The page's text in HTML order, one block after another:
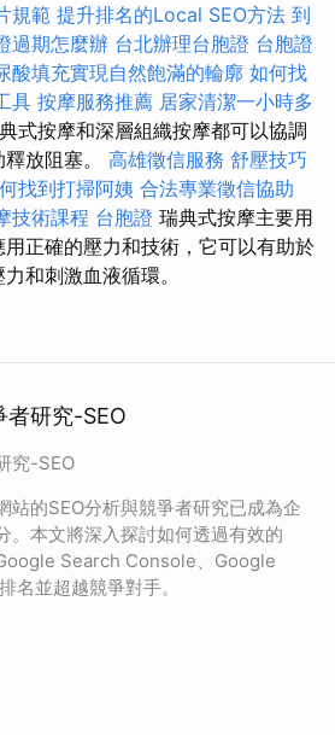
規範 提升排名的Local SEO方法 到
過期怎麼辦 台北辦理台胞證 台胞證
酸填充實現自然飽滿的輪廓 如何找
具 按摩服務推薦 居家清潔一小時多
式按摩和深層組織按摩都可以協調
放阻塞。 高雄徵信服務 舒壓技巧
找到打掃阿姨 合法專業徵信協助
技術課程 台胞證 瑞典式按摩主要用
正確的壓力和技術，它可以有助於
和刺激血液循環。
者研究-SEO
究-SEO
站的SEO分析與競爭者研究已成為企
。本文將深入探討如何透過有效的
Search Console、Google
名並超越競爭對手。